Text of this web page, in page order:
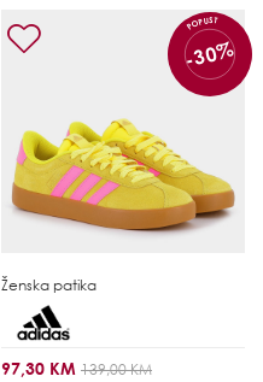
POPUST
-30%
Ženska patika
97,30 KM 139,00 KM